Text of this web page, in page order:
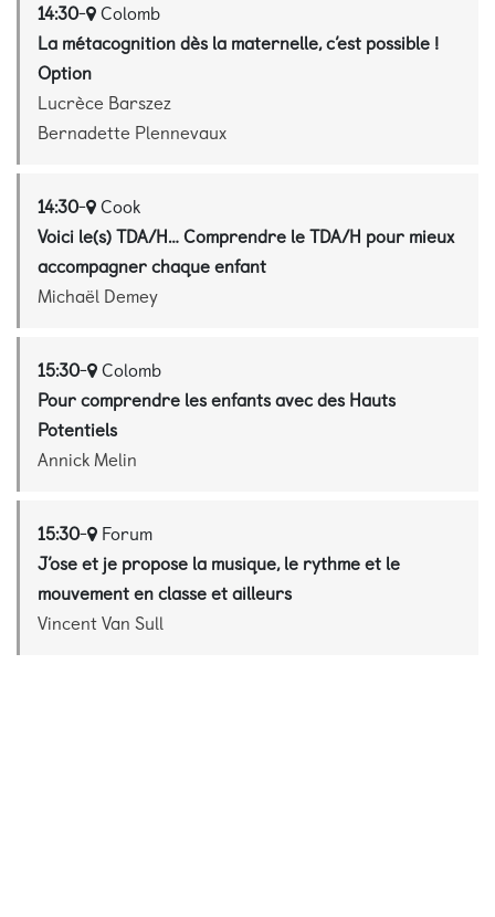
14:30- Colomb
La métacognition dès la maternelle, c’est possible !
Option
Lucrèce Barszez
Bernadette Plennevaux
14:30- Cook
Voici le(s) TDA/H… Comprendre le TDA/H pour mieux
accompagner chaque enfant
Michaël Demey
15:30- Colomb
Pour comprendre les enfants avec des Hauts
Potentiels
Annick Melin
15:30- Forum
J’ose et je propose la musique, le rythme et le
mouvement en classe et ailleurs
Vincent Van Sull